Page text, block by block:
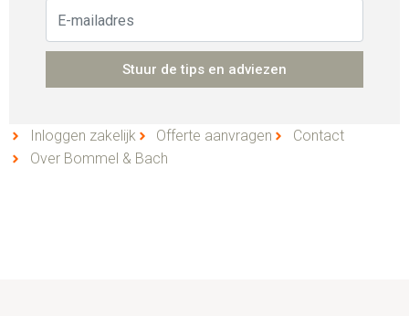
Stuur de tips en adviezen
Inloggen zakelijk Offerte aanvragen
Contact
Over Bommel & Bach